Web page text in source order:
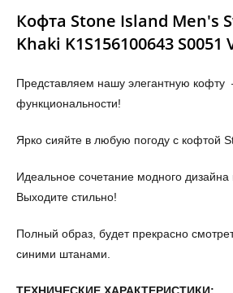
Кофта Stone Island Men's
Khaki K1S156100643 S0051
Представляем нашу элегантную кофту
функциональности!
Ярко сияйте в любую погоду с кофтой
Идеальное сочетание модного дизайна
Выходите стильно!
Полный образ, будет прекрасно
синими штанами.